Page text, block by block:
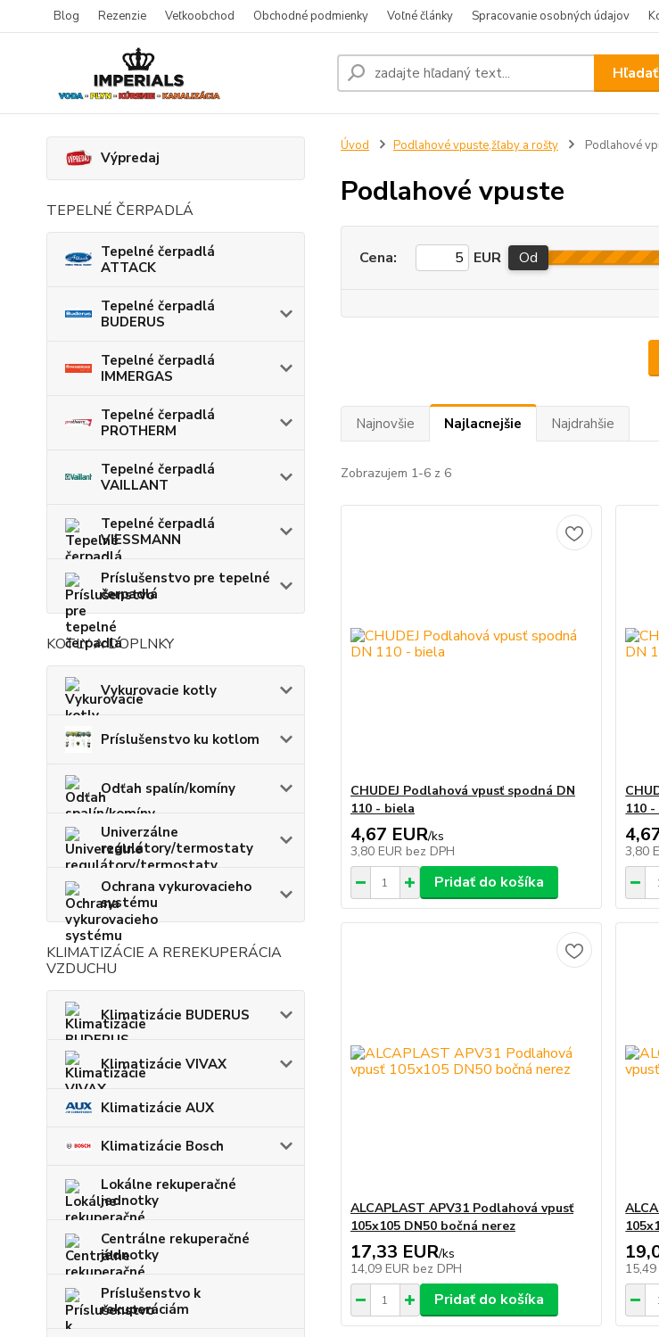
Blog Rezenzie Veľkoobchod Obchodné podmienky Voľné články Spracovanie osobných údajov
Hľadať
Výpredaj
TEPELNÉ ČERPADLÁ
Tepelné čerpadlá
ATTACK
Tepelné čerpadlá
BUDERUS
Tepelné čerpadlá
IMMERGAS
Tepelné čerpadlá
PROTHERM
Tepelné čerpadlá
VAILLANT
Tepelné čerpadlá
VIESSMANN
Príslušenstvo pre tepelné
čerpadlá
KOTLY A DOPLNKY
Vykurovacie kotly
Príslušenstvo ku kotlom
Odťah spalín/komíny
Univerzálne
regulátory/termostaty
Ochrana vykurovacieho
systému
KLIMATIZÁCIE A REREKUPERÁCIA
VZDUCHU
Klimatizácie BUDERUS
Klimatizácie VIVAX
Klimatizácie AUX
Klimatizácie Bosch
Lokálne rekuperačné
jednotky
Centrálne rekuperačné
jednotky
Príslušenstvo k
rekuperáciám
Úvod Podlahové vpuste,žľaby a rošty Podlahové
Podlahové vpuste
Cena: EUR Od
Najnovšie Najlacnejšie Najdrahšie
Zobrazujem 1-6 z 6
CHUDEJ Podlahová vpusť spodná DN
110 - biela
4,67 EUR/ks
3,80 EUR bez DPH
Pridať do košíka
110
3,80
ALCAPLAST APV31 Podlahová vpusť
105x105 DN50 bočná nerez
17,33 EUR/ks
14,09 EUR bez DPH
Pridať do košíka
15,49